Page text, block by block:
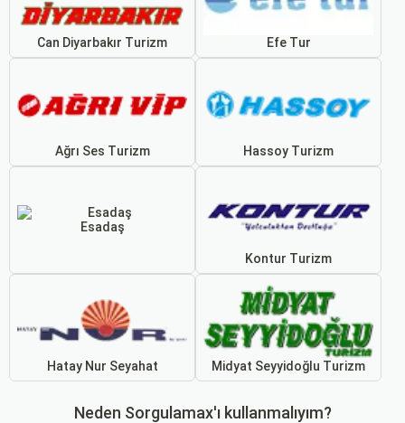
Can Diyarbakır Turizm Efe Tur
Ağrı Ses Turizm Hassoy Turizm
Esadaş
Kontur Turizm
Hatay Nur Seyahat Midyat Seyyidoğlu Turizm
Neden Sorgulamax'ı kullanmalıyım?